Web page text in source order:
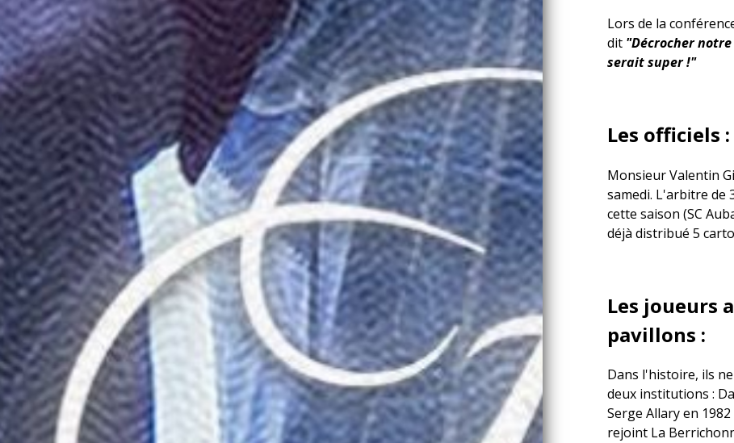
Lors de la
dit "Décrocher
serait super !"
Les officiels :
Monsieur Valentin
samedi. L'arbitre de
cette saison (SC
déjà distribué 5
Les joueurs
pavillons :
Dans l'histoire, ils
deux institutions :
Serge Allary en
rejoint La